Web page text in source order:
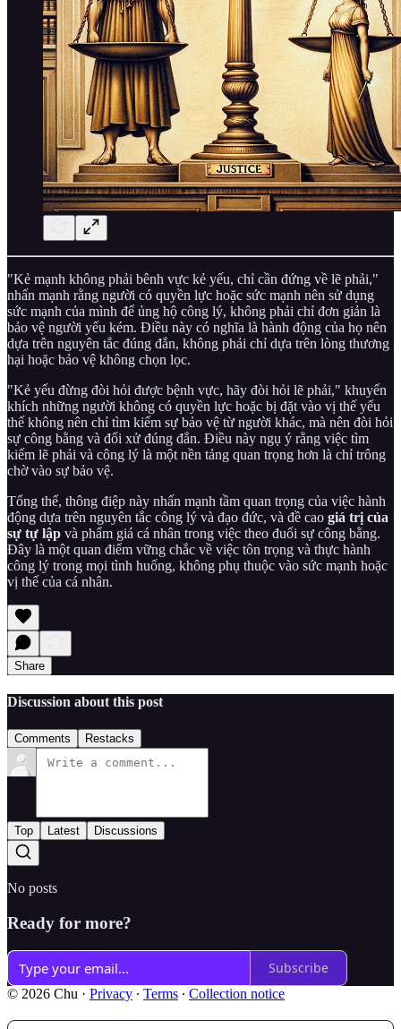
"Kẻ mạnh không phải bênh vực kẻ yếu, chỉ cần đứng về lẽ phải,"
nhấn mạnh rằng người có quyền lực hoặc sức mạnh nên sử dụng
sức mạnh của mình để ủng hộ công lý, không phải chỉ đơn giản là
bảo vệ người yếu kém. Điều này có nghĩa là hành động của họ nên
dựa trên nguyên tắc đúng đắn, không phải chỉ dựa trên lòng thương
hại hoặc bảo vệ không chọn lọc.
"Kẻ yếu đừng đòi hỏi được bệnh vực, hãy đòi hỏi lẽ phải," khuyến
khích những người không có quyền lực hoặc bị đặt vào vị thế yếu
thế không nên chỉ tìm kiếm sự bảo vệ từ người khác, mà nên đòi hỏi
sự công bằng và đối xử đúng đắn. Điều này ngụ ý rằng việc tìm
kiếm lẽ phải và công lý là một nền tảng quan trọng hơn là chỉ trông
chờ vào sự bảo vệ.
Tổng thể, thông điệp này nhấn mạnh tầm quan trọng của việc hành
động dựa trên nguyên tắc công lý và đạo đức, và đề cao giá trị của
sự tự lập và phẩm giá cá nhân trong việc theo đuổi sự công bằng.
Đây là một quan điểm vững chắc về việc tôn trọng và thực hành
công lý trong mọi tình huống, không phụ thuộc vào sức mạnh hoặc
vị thế của cá nhân.
Share
Discussion about this post
Comments Restacks
Top Latest Discussions
No posts
Ready for more?
Subscribe
© 2026 Chu · Privacy ∙ Terms ∙ Collection notice